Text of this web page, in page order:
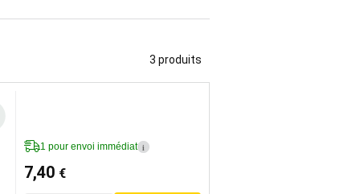
3 produits
1 pour envoi immédiat i
7,40 €